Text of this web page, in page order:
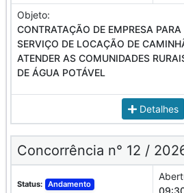
Objeto:
CONTRATAÇÃO DE EMPRESA
SERVIÇO DE LOCAÇÃO DE
ATENDER AS COMUNIDADES
DE ÁGUA POTÁVEL
Detalhes
Concorrência n° 12 /
Status: Andamento